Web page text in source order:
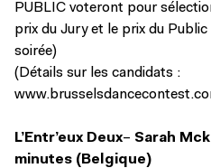
PUBLIC voteront pour
prix du Jury et le prix du
soirée)
(Détails sur les candidats :
L’Entr’eux Deux– Sarah
minutes (Belgique)